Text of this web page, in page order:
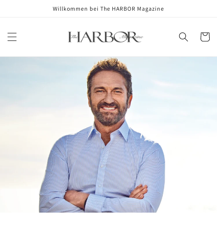
Willkommen bei The HARBOR Magazine
Cart